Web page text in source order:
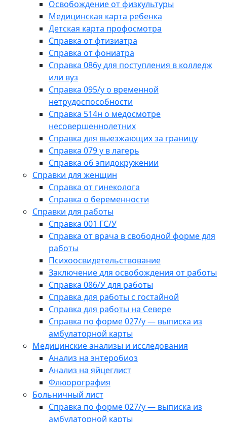
Освобождение от физкультуры
Медицинская карта ребенка
Детская карта профосмотра
Справка от фтизиатра
Справка от фониатра
Справка 086у для поступления в колледж
или вуз
Справка 095/у о временной
нетрудоспособности
Справка 514н о медосмотре
несовершеннолетних
Справка для выезжающих за границу
Справка 079 у в лагерь
Справка об эпидокружении
Справки для женщин
Справка от гинеколога
Справка о беременности
Справки для работы
Справка 001 ГС/У
Справка от врача в свободной форме для
работы
Психоосвидетельствование
Заключение для освобождения от работы
Справка 086/У для работы
Справка для работы с гостайной
Справка для работы на Севере
Справка по форме 027/у — выписка из
амбулаторной карты
Медицинские анализы и исследования
Анализ на энтеробиоз
Анализ на яйцеглист
Флюорография
Больничный лист
Справка по форме 027/у — выписка из
амбулаторной карты